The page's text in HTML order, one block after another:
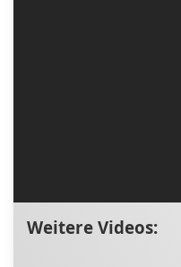
Weitere Videos: